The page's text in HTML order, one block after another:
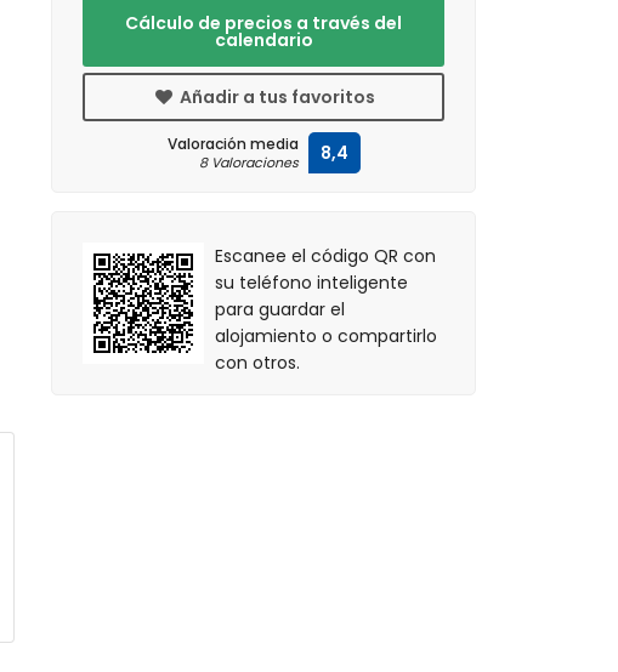
Cálculo de precios a través del
calendario
Añadir a tus favoritos
Valoración media
8 Valoraciones 8,4
Escanee el código QR con
su teléfono inteligente
para guardar el
alojamiento o compartirlo
con otros.